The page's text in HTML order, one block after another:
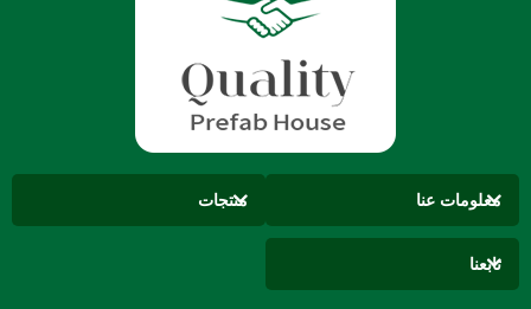
معلومات عنا منتجات
تابعنا